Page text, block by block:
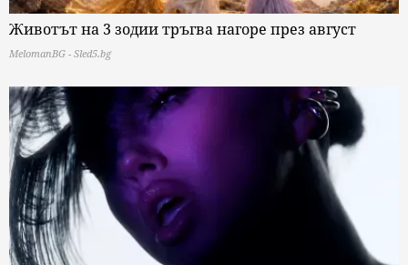
Животът на 3 зодии тръгва нагоре през август
MelomanBG - Sled5.bg